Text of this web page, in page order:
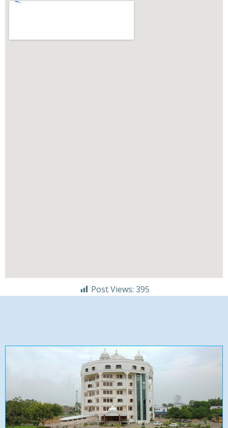
Post Views: 395